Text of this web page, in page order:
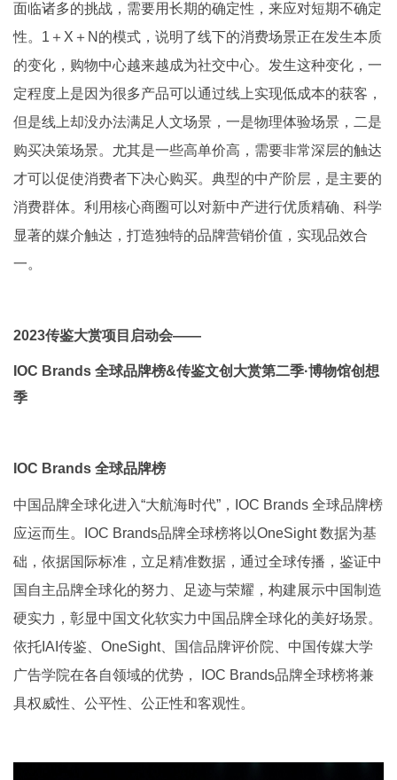
面临诸多的挑战，需要用长期的确定性，来应对短期不确定
性。1＋X＋N的模式，说明了线下的消费场景正在发生本质
的变化，购物中心越来越成为社交中心。发生这种变化，一
定程度上是因为很多产品可以通过线上实现低成本的获客，
但是线上却没办法满足人文场景，一是物理体验场景，二是
购买决策场景。尤其是一些高单价高，需要非常深层的触达
才可以促使消费者下决心购买。典型的中产阶层，是主要的
消费群体。利用核心商圈可以对新中产进行优质精确、科学
显著的媒介触达，打造独特的品牌营销价值，实现品效合
一。
2023传鉴大赏项目启动会——
IOC Brands 全球品牌榜&传鉴文创大赏第二季·博物馆创想
季
IOC Brands 全球品牌榜
中国品牌全球化进入“大航海时代”，IOC Brands 全球品牌榜
应运而生。IOC Brands品牌全球榜将以OneSight 数据为基
础，依据国际标准，立足精准数据，通过全球传播，鉴证中
国自主品牌全球化的努力、足迹与荣耀，构建展示中国制造
硬实力，彰显中国文化软实力中国品牌全球化的美好场景。
依托IAI传鉴、OneSight、国信品牌评价院、中国传媒大学
广告学院在各自领域的优势， IOC Brands品牌全球榜将兼
具权威性、公平性、公正性和客观性。